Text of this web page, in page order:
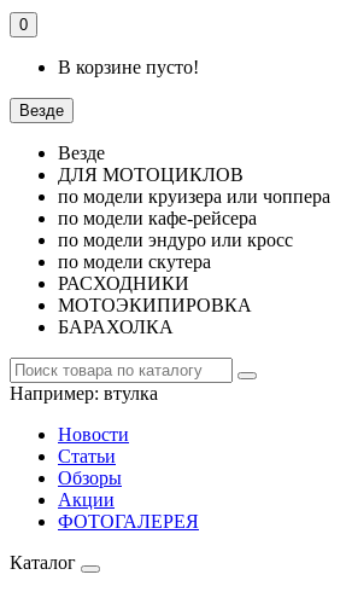
0
В корзине пусто!
Везде
Везде
ДЛЯ МОТОЦИКЛОВ
по модели круизера или чоппера
по модели кафе-рейсера
по модели эндуро или кросс
по модели скутера
РАСХОДНИКИ
МОТОЭКИПИРОВКА
БАРАХОЛКА
Например: втулка
Новости
Статьи
Обзоры
Акции
ФОТОГАЛЕРЕЯ
Каталог